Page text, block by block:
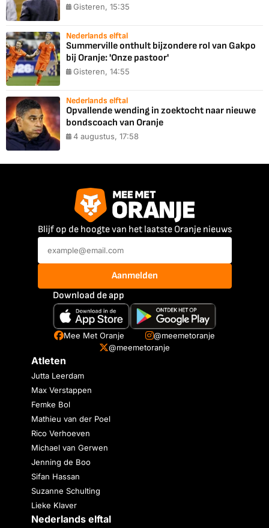
Gisteren, 15:35
Nederlands elftal
Summerville onthult bijzondere rol van Gakpo
bij Oranje: 'Onze pastoor'
Gisteren, 14:55
Nederlands elftal
Opvallende wending in zoektocht naar nieuwe
bondscoach van Oranje
4 augustus, 17:58
Blijf op de hoogte van het laatste Oranje nieuws
Aanmelden
Download de app
Mee Met Oranje
@meemetoranje
@meemetoranje
Atleten
Jutta Leerdam
Max Verstappen
Femke Bol
Mathieu van der Poel
Rico Verhoeven
Michael van Gerwen
Jenning de Boo
Sifan Hassan
Suzanne Schulting
Lieke Klaver
Nederlands elftal